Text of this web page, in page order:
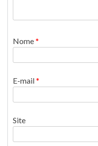
Nome*
E-mail*
Site